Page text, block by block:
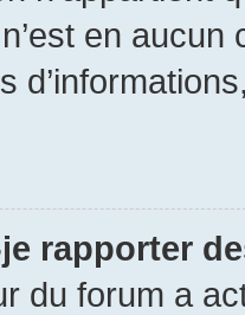
en
rapporter
du forum a